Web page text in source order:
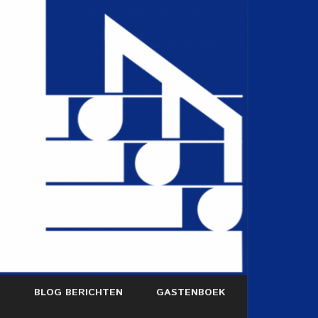
BLOG BERICHTEN GASTENBOEK